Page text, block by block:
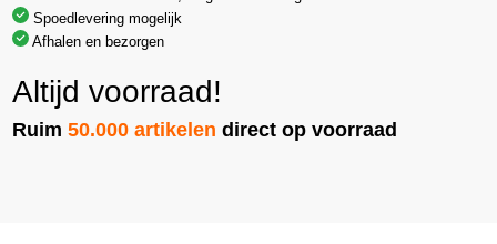
Spoedlevering mogelijk
Afhalen en bezorgen
Altijd voorraad!
Ruim50.000 artikelen direct op voorraad